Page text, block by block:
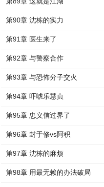
第90章 沈栋的实力
第91章 医生来了
第92章 与警察合作
第93章 与恐怖分子交火
第94章 吓唬乐慧贞
第95章 忠义信过界了
第96章 封于修vs阿积
第97章 沈栋的麻烦
第98章 用最无赖的办法破局